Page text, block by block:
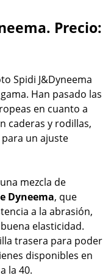
Precio:
Spidi J&Dyneema
Han pasado las
en cuanto a
caderas y rodillas,
un ajuste
mezcla de
Dyneema, que
a la abrasión,
elasticidad.
trasera para poder
disponibles en
la 40.